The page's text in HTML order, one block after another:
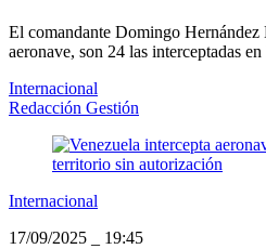
El comandante Domingo Hernández
aeronave, son 24 las interceptadas
Internacional
Redacción Gestión
Internacional
17/09/2025
19:45